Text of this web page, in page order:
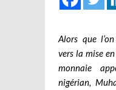
Alors que
vers la mise
monnaie
nigérian,